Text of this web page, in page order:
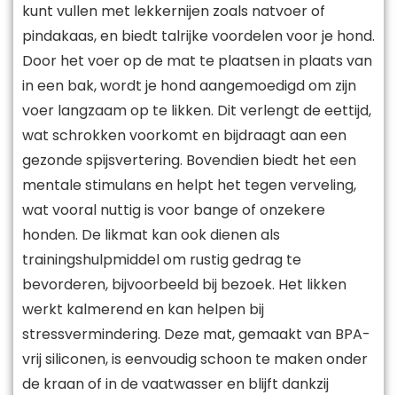
kunt vullen met lekkernijen zoals natvoer of
pindakaas, en biedt talrijke voordelen voor je hond.
Door het voer op de mat te plaatsen in plaats van
in een bak, wordt je hond aangemoedigd om zijn
voer langzaam op te likken. Dit verlengt de eettijd,
wat schrokken voorkomt en bijdraagt aan een
gezonde spijsvertering. Bovendien biedt het een
mentale stimulans en helpt het tegen verveling,
wat vooral nuttig is voor bange of onzekere
honden. De likmat kan ook dienen als
trainingshulpmiddel om rustig gedrag te
bevorderen, bijvoorbeeld bij bezoek. Het likken
werkt kalmerend en kan helpen bij
stressvermindering. Deze mat, gemaakt van BPA-
vrij siliconen, is eenvoudig schoon te maken onder
de kraan of in de vaatwasser en blijft dankzij